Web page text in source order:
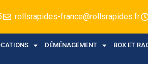
rollsrapides-france@rollsrapides.fr
DÉMÉNAGEMENT BOX ET